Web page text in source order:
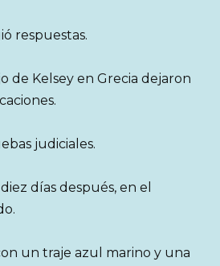
respuestas.
de Kelsey en Grecia dejaron
judiciales.
días después, en el
un traje azul marino y una